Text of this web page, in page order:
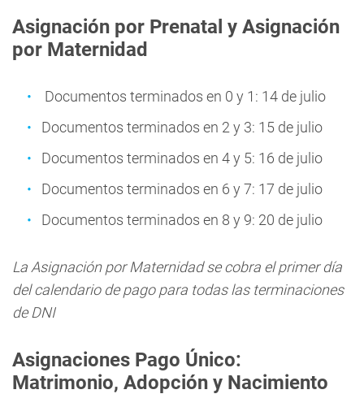
Asignación por Prenatal y Asignación
por Maternidad
Documentos terminados en 0 y 1: 14 de julio
Documentos terminados en 2 y 3: 15 de julio
Documentos terminados en 4 y 5: 16 de julio
Documentos terminados en 6 y 7: 17 de julio
Documentos terminados en 8 y 9: 20 de julio
La Asignación por Maternidad se cobra el primer día
del calendario de pago para todas las terminaciones
de DNI
Asignaciones Pago Único:
Matrimonio, Adopción y Nacimiento